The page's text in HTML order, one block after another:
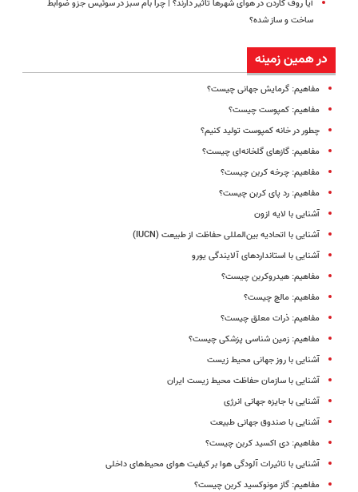
آیا روف گاردن در هوای شهرها تاثیر دارند؟ | چرا بام سبز در سوئیس جزو ضوابط
ساخت‌ و ساز شده؟
در همین زمینه
مفاهیم: گرمایش جهانی چیست؟
مفاهیم: کمپوست چیست؟
چطور در خانه کمپوست تولید کنیم؟
مفاهیم: گازهای گلخانه‌ای چیست؟
مفاهیم: چرخه کربن چیست؟
مفاهیم: رد پای کربن چیست؟
آشنایی با لایه ازون
آشنایی با اتحادیه بین‌المللی حفاظت از طبیعت (IUCN)
آشنایی با استانداردهای آلایندگی یورو
مفاهیم: هیدروکربن چیست؟
مفاهیم: مالچ چیست؟
مفاهیم: ذرات معلق چیست؟
مفاهیم: زمین شناسى پزشکى چیست؟
آشنایی با روز جهانی محیط زیست
آشنایی با سازمان حفاظت محیط زیست ایران
آشنایی با جایزه جهانی انرژی
آشنایی با صندوق جهانی طبیعت
مفاهیم: دی‌ اکسید کربن چیست؟
آشنایی با تاثیرات آلودگی هوا بر کیفیت هوای محیط‌های داخلی
مفاهیم: گاز مونوکسید کربن چیست؟